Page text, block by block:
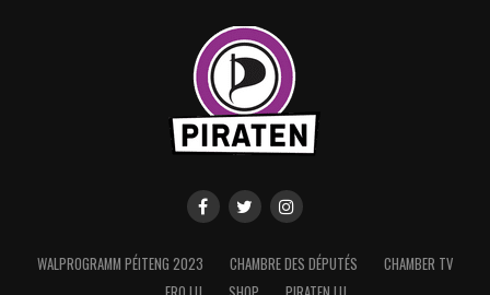
WALPROGRAMM PÉITENG 2023 CHAMBRE DES DÉPUTÉS
CHAMBER TV